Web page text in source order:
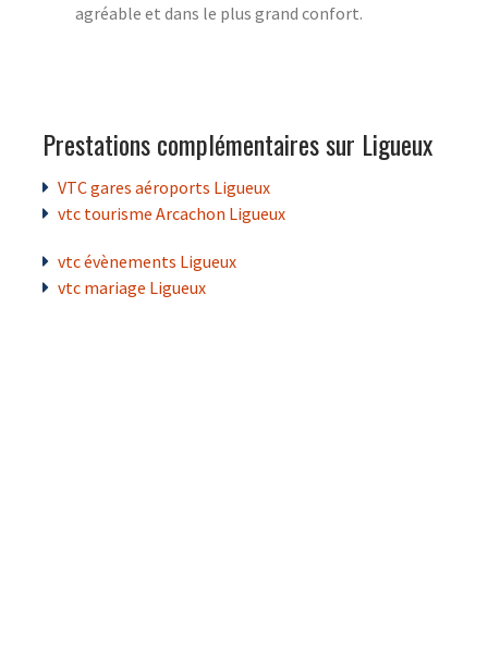
agréable et dans le plus grand confort.
Prestations complémentaires sur Ligueux
VTC gares aéroports Ligueux
vtc tourisme Arcachon Ligueux
vtc évènements Ligueux
vtc mariage Ligueux